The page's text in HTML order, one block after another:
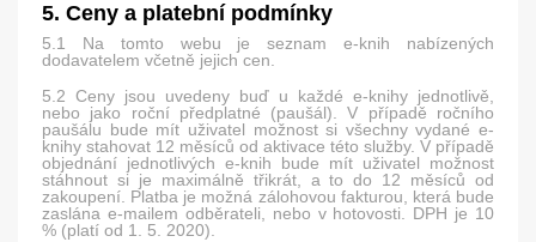
5. Ceny a platební podmínky
5.1 Na tomto webu je seznam e-knih nabízených
dodavatelem včetně jejich cen.
5.2 Ceny jsou uvedeny buď u každé e-knihy jednotlivě,
nebo jako roční předplatné (paušál). V případě ročního
paušálu bude mít uživatel možnost si všechny vydané e-
knihy stahovat 12 měsíců od aktivace této služby. V případě
objednání jednotlivých e-knih bude mít uživatel možnost
stáhnout si je maximálně třikrát, a to do 12 měsíců od
zakoupení. Platba je možná zálohovou fakturou, která bude
zaslána e-mailem odběrateli, nebo v hotovosti. DPH je 10
% (platí od 1. 5. 2020).